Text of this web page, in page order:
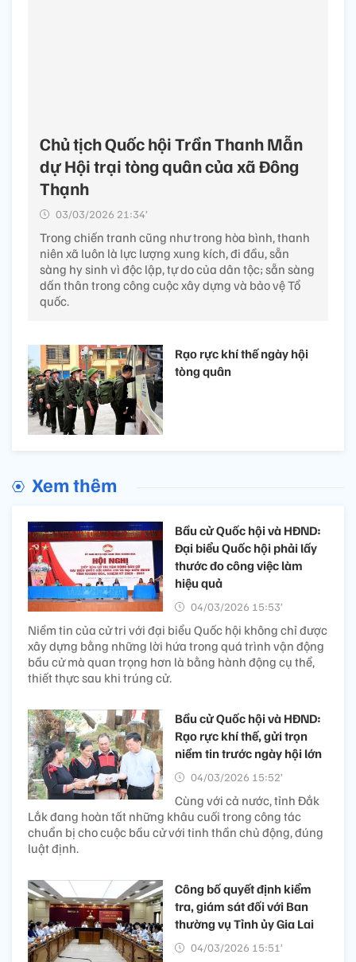
Chủ tịch Quốc hội Trần Thanh Mẫn
dự Hội trại tòng quân của xã Đông
Thạnh
03/03/2026 21:34’
Trong chiến tranh cũng như trong hòa bình, thanh
niên xã luôn là lực lượng xung kích, đi đầu, sẵn
sàng hy sinh vì độc lập, tự do của dân tộc; sẵn sàng
dấn thân trong công cuộc xây dựng và bảo vệ Tổ
quốc.
Rạo rực khí thế ngày hội
tòng quân
Xem thêm
Bầu cử Quốc hội và HĐND:
Đại biểu Quốc hội phải lấy
thước đo công việc làm
hiệu quả
04/03/2026 15:53’
Niềm tin của cử tri với đại biểu Quốc hội không chỉ được
xây dựng bằng những lời hứa trong quá trình vận động
bầu cử mà quan trọng hơn là bằng hành động cụ thể,
thiết thực sau khi trúng cử.
Bầu cử Quốc hội và HĐND:
Rạo rực khí thế, gửi trọn
niềm tin trước ngày hội lớn
04/03/2026 15:52’
Cùng với cả nước, tỉnh Đắk
Lắk đang hoàn tất những khâu cuối trong công tác
chuẩn bị cho cuộc bầu cử với tinh thần chủ động, đúng
luật định.
Công bố quyết định kiểm
tra, giám sát đối với Ban
thường vụ Tỉnh ủy Gia Lai
04/03/2026 15:51’